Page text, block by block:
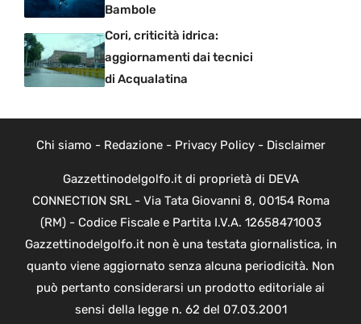
Bambole
Cori, criticità idrica:
aggiornamenti dai tecnici
di Acqualatina
Chi siamo - Redazione- Privacy Policy- Disclaimer
Gazzettinodelgolfo.it di proprietà di DEVA
CONNECTION SRL - Via Tata Giovanni 8, 00154 Roma
(RM) - Codice Fiscale e Partita I.V.A. 12658471003
Gazzettinodelgolfo.it non è una testata giornalistica, in
quanto viene aggiornato senza alcuna periodicità. Non
può pertanto considerarsi un prodotto editoriale ai
sensi della legge n. 62 del 07.03.2001